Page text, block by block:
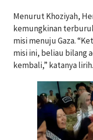
Menurut Khoziyah,
kemungkinan
misi menuju Gaza.
misi ini, beliau bilang
kembali,” katanya lirih.